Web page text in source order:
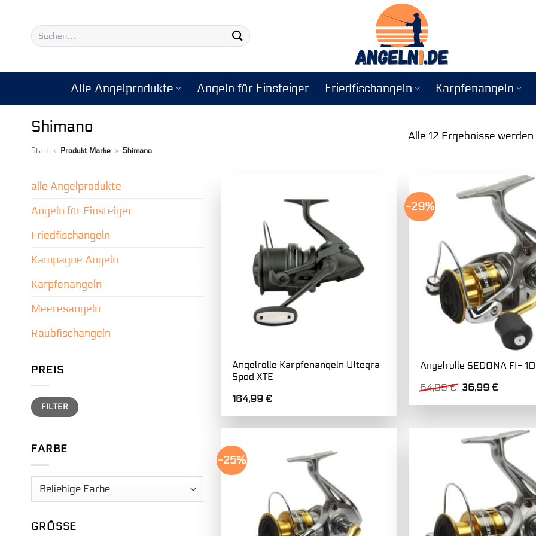
springen
Suchen
nach:
Alle Angelprodukte Angeln für Einsteiger Friedfischangeln Karpfenangeln
Shimano
Start » Produkt Marke » Shimano
Alle 12 Ergebnisse
alle Angelprodukte
Angeln für Einsteiger
Friedfischangeln
Kampagne Angeln
Karpfenangeln
Meeresangeln
Raubfischangeln
PREIS
Min.
Preis
Max.
PreisFILTER
FARBE
GRÖSSE
Angelrolle Karpfenangeln Ultegra
Spod XTE
164,99€
-29%
Angelrolle SEDONA FI-
64,99€ Ursprünglicher
Preis
war:
36,99€Aktueller
ist:
-25%